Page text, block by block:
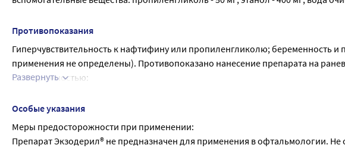
Противопоказания
Гиперчувствительность к нафтифину или пропиленгликолю; беременность и
применения не определены). Противопоказано нанесение препарата на
С осторожностью:
Беременность и лактация:
Развернуть
Особые указания
Меры предосторожности при применении:
Препарат Экзодерил® не предназначен для применения в офтальмологии. Не